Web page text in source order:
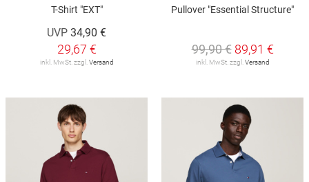
T-Shirt "EXT"
UVP 34,90 €
29,67 €
inkl. MwSt. zzgl. Versand
Pullover "Essential Structure"
99,90 € 89,91 €
inkl. MwSt. zzgl. Versand